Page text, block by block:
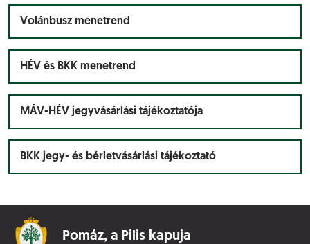
Volánbusz menetrend
HÉV és BKK menetrend
MÁV-HÉV jegyvásárlási tájékoztatója
BKK jegy- és bérletvásárlási tájékoztató
Pomáz, a Pilis kapuja